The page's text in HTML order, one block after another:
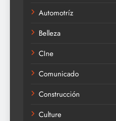
Automotríz
Belleza
CIne
Comunicado
Construcción
Culture